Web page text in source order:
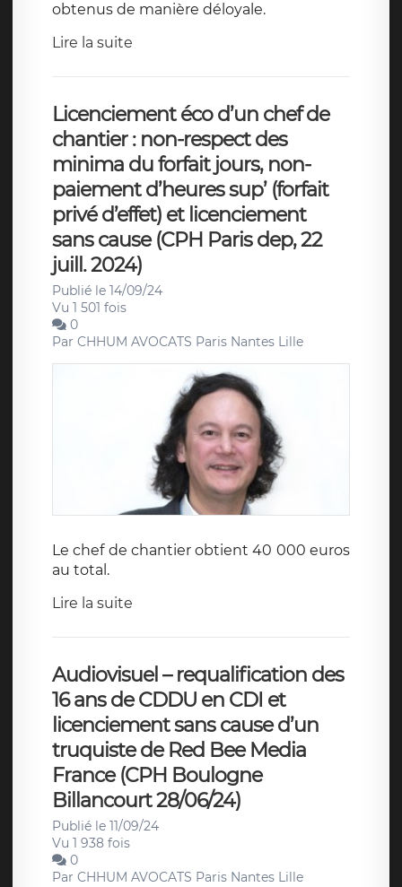
obtenus de manière déloyale.
Lire la suite
Licenciement éco d’un chef de
chantier : non-respect des
minima du forfait jours, non-
paiement d’heures sup’ (forfait
privé d’effet) et licenciement
sans cause (CPH Paris dep, 22
juill. 2024)
Publié le 14/09/24
Vu 1 501 fois
0
Par CHHUM AVOCATS Paris Nantes Lille
Le chef de chantier obtient 40 000 euros
au total.
Lire la suite
Audiovisuel – requalification des
16 ans de CDDU en CDI et
licenciement sans cause d’un
truquiste de Red Bee Media
France (CPH Boulogne
Billancourt 28/06/24)
Publié le 11/09/24
Vu 1 938 fois
0
Par CHHUM AVOCATS Paris Nantes Lille